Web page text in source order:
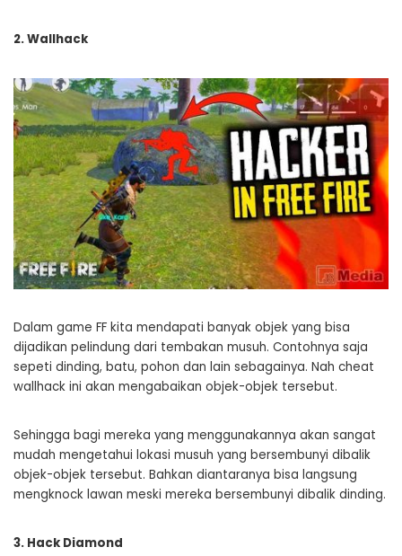
2. Wallhack
Dalam game FF kita mendapati banyak objek yang bisa
dijadikan pelindung dari tembakan musuh. Contohnya saja
sepeti dinding, batu, pohon dan lain sebagainya. Nah cheat
wallhack ini akan mengabaikan objek-objek tersebut.
Sehingga bagi mereka yang menggunakannya akan sangat
mudah mengetahui lokasi musuh yang bersembunyi dibalik
objek-objek tersebut. Bahkan diantaranya bisa langsung
mengknock lawan meski mereka bersembunyi dibalik dinding.
3. Hack Diamond